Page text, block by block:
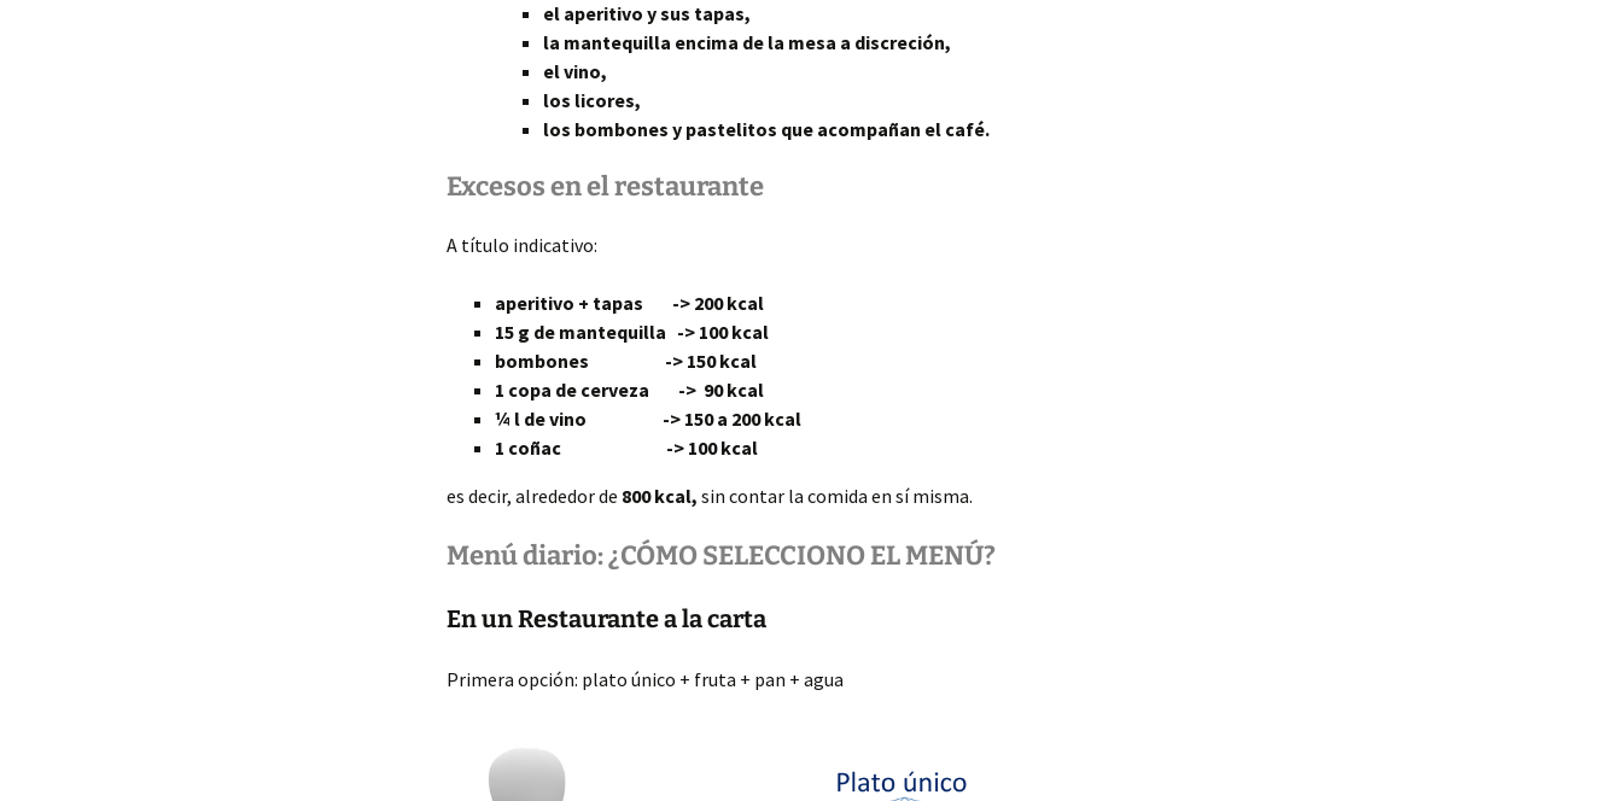
el aperitivo y sus tapas,
la mantequilla encima de la mesa a discreción,
el vino,
los licores,
los bombones y pastelitos que acompañan el café.
Excesos en el restaurante
A título indicativo:
aperitivo + tapas -> 200 kcal
15 g de mantequilla -> 100 kcal
bombones -> 150 kcal
1 copa de cerveza -> 90 kcal
¼ l de vino -> 150 a 200 kcal
1 coñac -> 100 kcal
es decir, alrededor de 800 kcal, sin contar la comida en sí misma.
Menú diario: ¿CÓMO SELECCIONO EL MENÚ?
En un Restaurante a la carta
Primera opción: plato único + fruta + pan + agua